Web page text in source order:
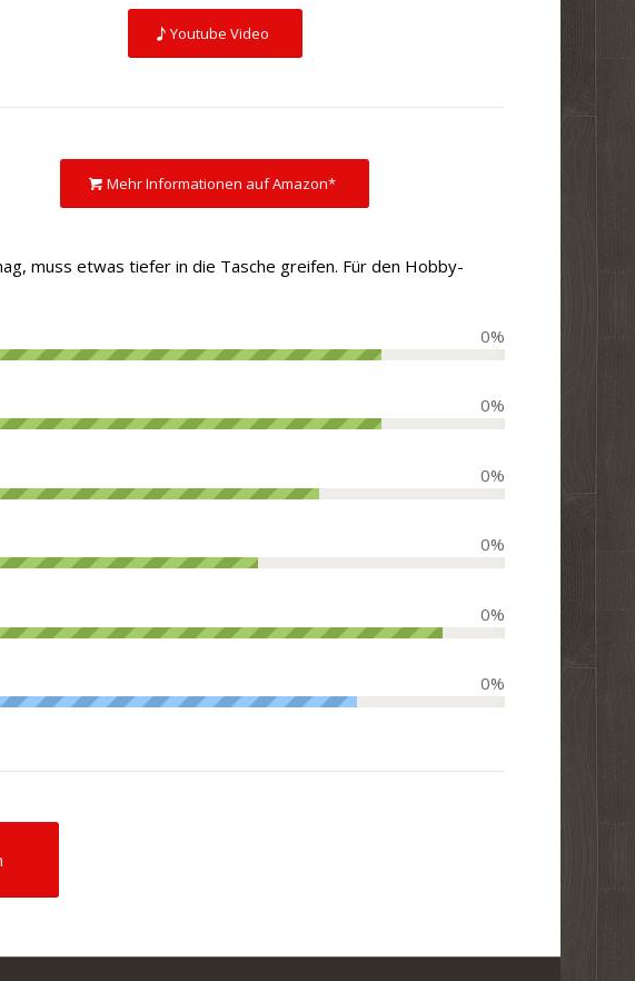
Youtube Video
Mehr Informationen auf Amazon*
muss etwas tiefer in die Tasche greifen. Für den Hobby-
0%
0%
0%
0%
0%
0%